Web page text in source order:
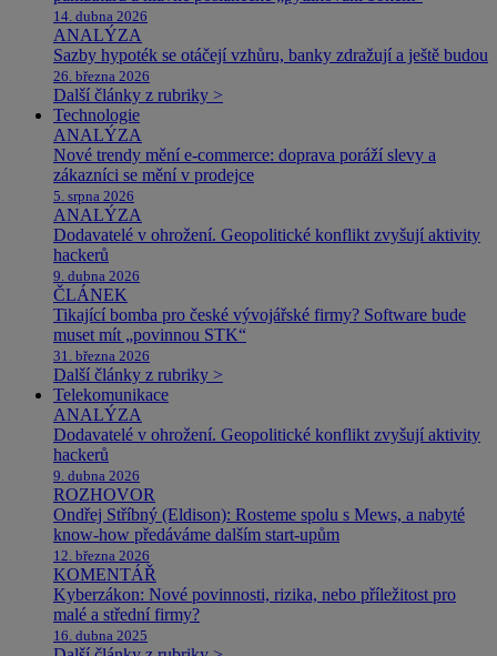
14. dubna 2026
ANALÝZA
Sazby hypoték se otáčejí vzhůru, banky zdražují a ještě budou
26. března 2026
Další články z rubriky >
Technologie
ANALÝZA
Nové trendy mění e-commerce: doprava poráží slevy a
zákazníci se mění v prodejce
5. srpna 2026
ANALÝZA
Dodavatelé v ohrožení. Geopolitické konflikt zvyšují aktivity
hackerů
9. dubna 2026
ČLÁNEK
Tikající bomba pro české vývojářské firmy? Software bude
muset mít „povinnou STK“
31. března 2026
Další články z rubriky >
Telekomunikace
ANALÝZA
Dodavatelé v ohrožení. Geopolitické konflikt zvyšují aktivity
hackerů
9. dubna 2026
ROZHOVOR
Ondřej Stříbný (Eldison): Rosteme spolu s Mews, a nabyté
know-how předáváme dalším start-upům
12. března 2026
KOMENTÁŘ
Kyberzákon: Nové povinnosti, rizika, nebo příležitost pro
malé a střední firmy?
16. dubna 2025